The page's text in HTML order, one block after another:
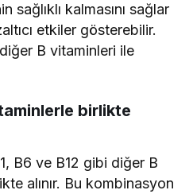
sağlıklı kalmasını sağlar
etkiler gösterebilir.
B vitaminleri ile
birlikte
B6 ve B12 gibi diğer B
alınır. Bu kombinasyon